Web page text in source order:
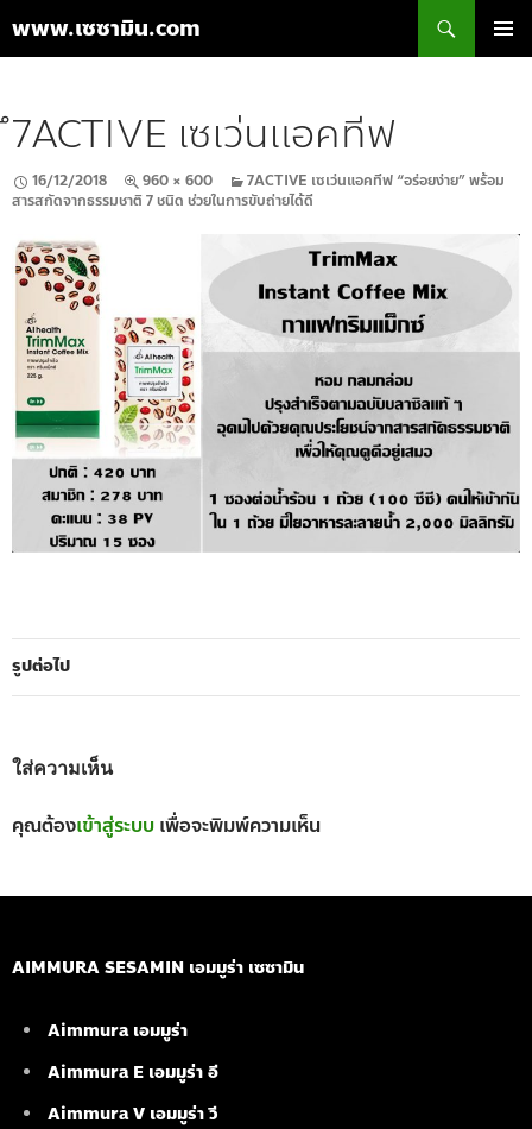
www.เซซามิน.com
เนื้อหา
ึ7ACTIVE เซเว่นแอคทีฟ
16/12/2018 960 × 600
7ACTIVE เซเว่นแอคทีฟ “อร่อยง่าย” พร้อม
สารสกัดจากธรรมชาติ 7 ชนิด ช่วยในการขับถ่ายได้ดี
รูปต่อไป
ใส่ความเห็น
คุณต้องเข้าสู่ระบบ เพื่อจะพิมพ์ความเห็น
AIMMURA SESAMIN เอมมูร่า เซซามิน
Aimmura เอมมูร่า
Aimmura E เอมมูร่า อี
Aimmura V เอมมูร่า วี